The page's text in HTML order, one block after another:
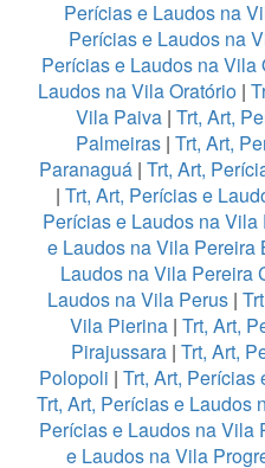
Perícias e Laudos na
Perícias e Laudos na
Perícias e Laudos na Vila
Laudos na Vila Oratório |
Vila Paiva| Trt, Art,
Palmeiras | Trt, Art,
Paranaguá| Trt, Art,
| Trt, Art, Perícias e
Perícias e Laudos na
e Laudos na Vila Pereira
Laudos na Vila Pereira
Laudos na Vila Perus|
Vila Pierina| Trt, Art,
Pirajussara| Trt, Art,
Polopoli | Trt, Art,
Trt, Art, Perícias e Laudos
Perícias e Laudos na Vila
e Laudos na Vila